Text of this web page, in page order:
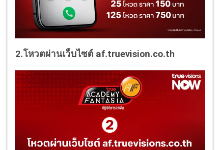
2.โหวตผ่านเว็บไซต์ af.truevision.co.th